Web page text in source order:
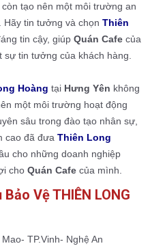
tạo nên một môi trường an
Hãy tin tưởng và chọn Thiên
tin cậy, giúp Quán Cafe của
sự tin tưởng của khách hàng.
Hoàng tại Hưng Yên không
một môi trường hoạt động
sâu trong đào tạo nhân sự,
cao đã đưa Thiên Long
cho những doanh nghiệp
cho Quán Cafe của mình.
Vệ THIÊN LONG
TP.Vinh- Nghệ An